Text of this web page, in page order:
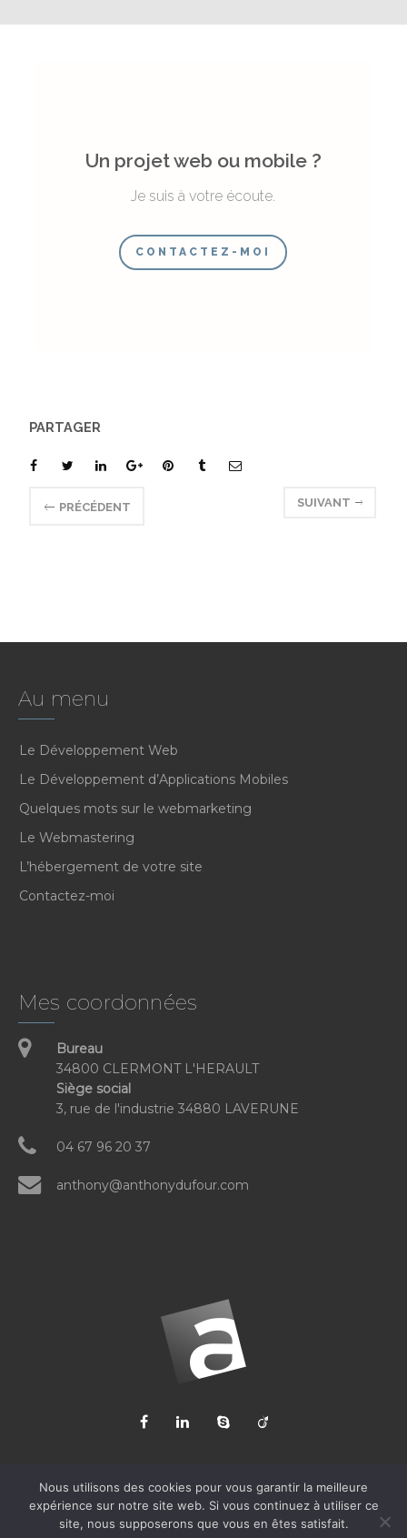
Un projet web ou mobile ?
Je suis à votre écoute.
CONTACTEZ-MOI
PARTAGER
PRÉCÉDENT SUIVANT
Au menu
Le Développement Web
Le Développement d’Applications Mobiles
Quelques mots sur le webmarketing
Le Webmastering
L’hébergement de votre site
Contactez-moi
Mes coordonnées
Bureau
34800 CLERMONT L'HERAULT
Siège social
3, rue de l'industrie 34880 LAVERUNE
04 67 96 20 37
anthony@anthonydufour.com
Anthony DUFOUR © 2005-2025
Nous utilisons des cookies pour vous garantir la meilleure
expérience sur notre site web. Si vous continuez à utiliser ce
site, nous supposerons que vous en êtes satisfait.